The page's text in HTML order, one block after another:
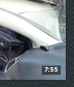
7:55